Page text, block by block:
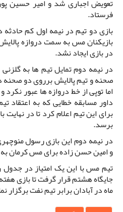
تعویض اجباری شد و امیر حسین
فرستاد.
بازی دو تیم در نیمه اول کم
بازیکنان مس به سمت دروازه
در بازی ایجاد نشد.
در نیمه دوم تمایل تیم ها به
صحنه و تیم پالایش برروی دو صحنه
اما توپی از خط دروازه ها عبور
داور مسابقه خطایی که به اعتقاد
برای این تیم اعلام کرد تا در
برسد.
در نیمه دوم این بازی رسول
و امین حسن زاده برای مس کرمان
ماه در آبادان برابر تیم نفت برگزار